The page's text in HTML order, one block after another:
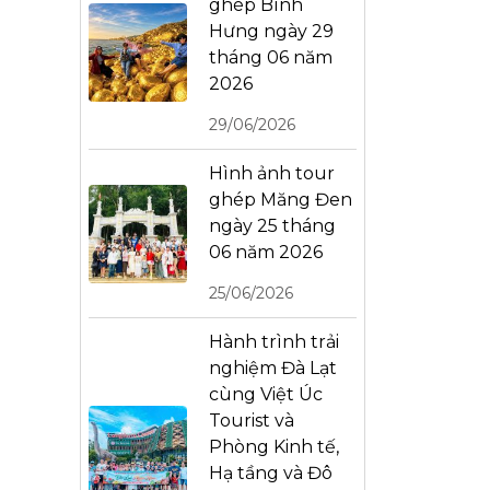
ghép Bình
Hưng ngày 29
tháng 06 năm
2026
29/06/2026
Hình ảnh tour
ghép Măng Đen
ngày 25 tháng
06 năm 2026
25/06/2026
Hành trình trải
nghiệm Đà Lạt
cùng Việt Úc
Tourist và
Phòng Kinh tế,
Hạ tầng và Đô